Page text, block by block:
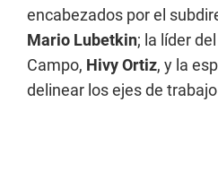
encabezados por el
Mario Lubetkin; la líder
Campo, Hivy Ortiz, y la
delinear los ejes de